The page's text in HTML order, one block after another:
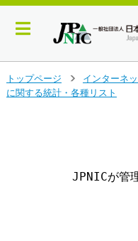
イ
トップページ
>
インターネ
に関する統計・各種リスト
JPNICが管理